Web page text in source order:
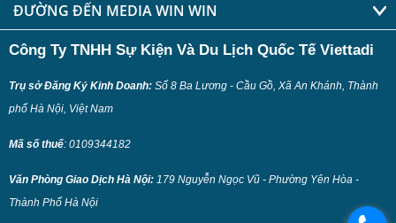
ĐƯỜNG ĐẾN MEDIA WIN WIN
Công Ty TNHH Sự Kiện Và Du Lịch Quốc Tế Viettadi
Trụ sở Đăng Ký Kinh Doanh: Số 8 Ba Lương - Cầu Gồ, Xã An Khánh, Thành
phố Hà Nội, Việt Nam
Mã số thuế: 0109344182
Văn Phòng Giao Dịch Hà Nội: 179 Nguyễn Ngọc Vũ - Phường Yên Hòa -
Thành Phố Hà Nội